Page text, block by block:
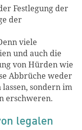
Festlegung der
der
viele
und auch die
von Hürden wie
Abbrüche weder
sondern im
erschweren.
legalen